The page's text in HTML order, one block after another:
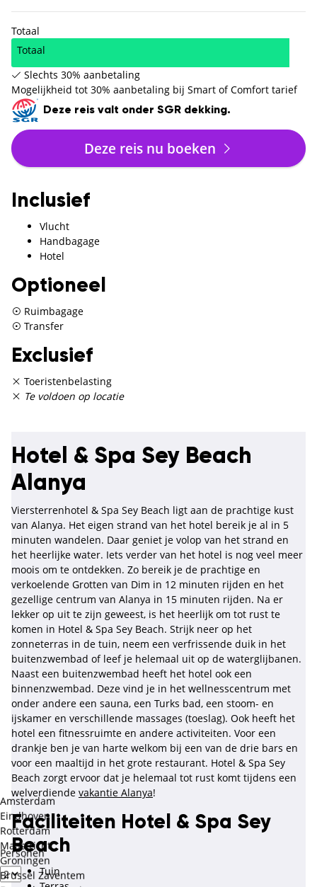
Personen
Amsterdam
Eindhoven
Rotterdam
Maastricht
Groningen
Brussel Zaventem
Totaal
Totaal
Slechts 30% aanbetaling
Mogelijkheid tot 30% aanbetaling bij Smart of Comfort tarief
Deze reis valt onder SGR dekking.
Deze reis nu boeken
Inclusief
Vlucht
Handbagage
Hotel
Optioneel
Ruimbagage
Transfer
Exclusief
Toeristenbelasting
Te voldoen op locatie
Hotel & Spa Sey Beach
Alanya
Viersterrenhotel & Spa Sey Beach ligt aan de prachtige kust
van Alanya. Het eigen strand van het hotel bereik je al in 5
minuten wandelen. Daar geniet je volop van het strand en
het heerlijke water. Iets verder van het hotel is nog veel meer
moois om te ontdekken. Zo bereik je de prachtige en
verkoelende Grotten van Dim in 12 minuten rijden en het
gezellige centrum van Alanya in 15 minuten rijden. Na er
lekker op uit te zijn geweest, is het heerlijk om tot rust te
komen in Hotel & Spa Sey Beach. Strijk neer op het
zonneterras in de tuin, neem een verfrissende duik in het
buitenzwembad of leef je helemaal uit op de waterglijbanen.
Naast een buitenzwembad heeft het hotel ook een
binnenzwembad. Deze vind je in het wellnesscentrum met
onder andere een sauna, een Turks bad, een stoom- en
ijskamer en verschillende massages (toeslag). Ook heeft het
hotel een fitnessruimte en andere activiteiten. Voor een
drankje ben je van harte welkom bij een van de drie bars en
voor een maaltijd in het grote restaurant. Hotel & Spa Sey
Beach zorgt ervoor dat je helemaal tot rust komt tijdens een
welverdiende vakantie Alanya!
Faciliteiten Hotel & Spa Sey
Beach
Tuin